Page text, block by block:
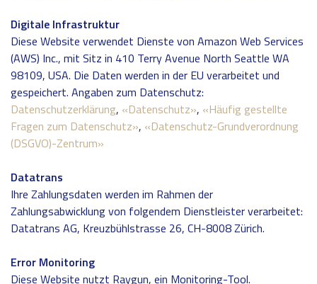
Digitale Infrastruktur
Diese Website verwendet Dienste von Amazon Web Services
(AWS) Inc., mit Sitz in 410 Terry Avenue North Seattle WA
98109, USA. Die Daten werden in der EU verarbeitet und
gespeichert. Angaben zum Datenschutz:
Datenschutzerklärung, «Datenschutz», «Häufig gestellte
Fragen zum Datenschutz», «Datenschutz-Grundverordnung
(DSGVO)-Zentrum»
Datatrans
Ihre Zahlungsdaten werden im Rahmen der
Zahlungsabwicklung von folgendem Dienstleister verarbeitet:
Datatrans AG, Kreuzbühlstrasse 26, CH-8008 Zürich.
Error Monitoring
Diese Website nutzt Raygun, ein Monitoring-Tool.